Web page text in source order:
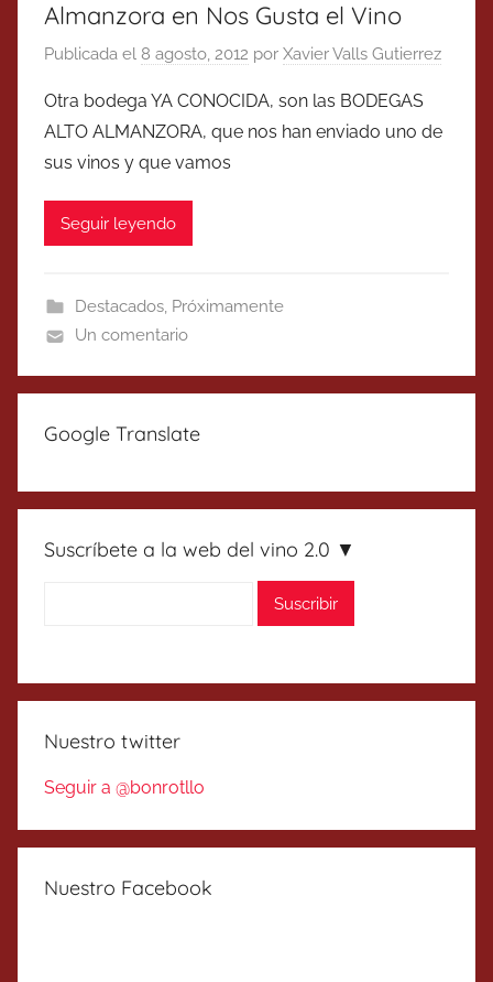
Almanzora en Nos Gusta el Vino
Publicada el 8 agosto, 2012 por Xavier Valls Gutierrez
Otra bodega YA CONOCIDA, son las BODEGAS
ALTO ALMANZORA, que nos han enviado uno de
sus vinos y que vamos
Seguir leyendo
Destacados, Próximamente
Un comentario
Google Translate
Suscríbete a la web del vino 2.0 ▼
Nuestro twitter
Seguir a @bonrotllo
Nuestro Facebook